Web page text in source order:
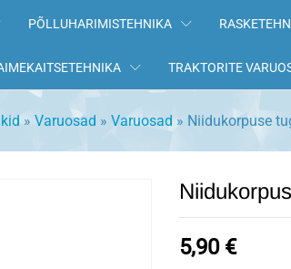
PÕLLUHARIMISTEHNIKA
TRAKTORITE
» Varuosad » Varuosad » Niidukorpuse
5,90 €